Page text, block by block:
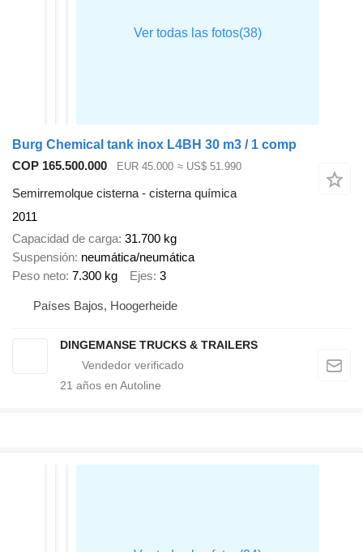
Burg Chemical tank inox L4BH 30 m3 / 1 comp
COP 165.500.000
EUR 45.000 ≈ US$ 51.990
Semirremolque cisterna - cisterna química
2011
Capacidad de carga 31.700 kg
Suspensión neumática/neumática
Peso neto 7.300 kg Ejes 3
Países Bajos, Hoogerheide
DINGEMANSE TRUCKS & TRAILERS
21 años en Autoline